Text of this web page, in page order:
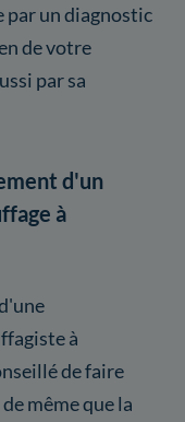
par un diagnostic
de votre
par sa
d'un
à
à
de faire
même que la